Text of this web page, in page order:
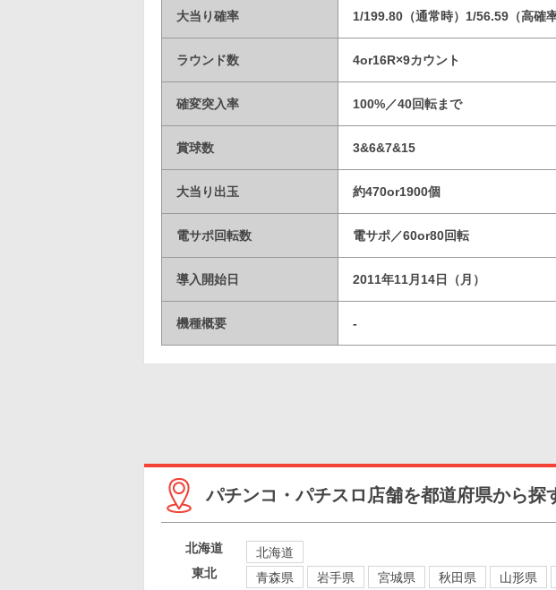
大当り確率 1/199.80（通常時）1/56.59（高確率
ラウンド数 4or16R×9カウント
確変突入率 100%／40回転まで
賞球数 3&6&7&15
大当り出玉 約470or1900個
電サポ回転数 電サポ／60or80回転
導入開始日 2011年11月14日（月）
機種概要 -
パチンコ・パチスロ店舗を都道府県から探
北海道
北海道
東北
青森県 岩手県 宮城県 秋田県 山形県